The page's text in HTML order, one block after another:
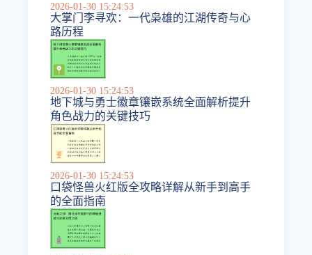
2026-01-30 15:24:53
大掌门李寻欢：一代枭雄的江湖传奇与心
路历程
2026-01-30 15:24:53
地下城与勇士徽章镶嵌系统全面解析提升
角色战力的关键技巧
2026-01-30 15:24:53
口袋怪兽火红版全攻略详解从新手到高手
的全面指南